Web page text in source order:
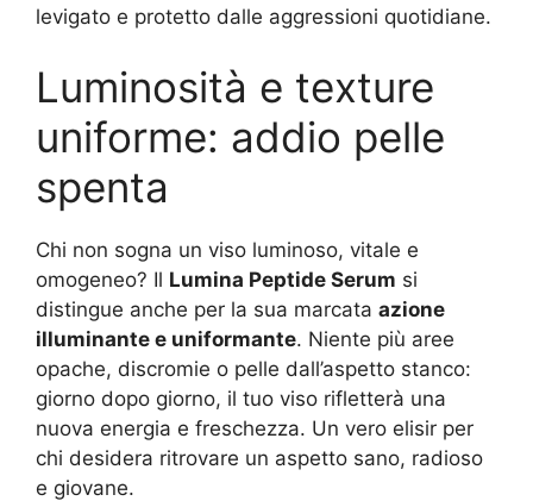
levigato e protetto dalle aggressioni quotidiane.
Luminosità e texture
uniforme: addio pelle
spenta
Chi non sogna un viso luminoso, vitale e
omogeneo? Il Lumina Peptide Serum si
distingue anche per la sua marcata azione
illuminante e uniformante. Niente più aree
opache, discromie o pelle dall’aspetto stanco:
giorno dopo giorno, il tuo viso rifletterà una
nuova energia e freschezza. Un vero elisir per
chi desidera ritrovare un aspetto sano, radioso
e giovane.